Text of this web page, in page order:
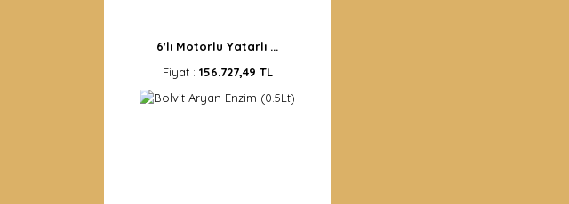
6'lı Motorlu Yatarlı ...
Fiyat : 156.727,49 TL